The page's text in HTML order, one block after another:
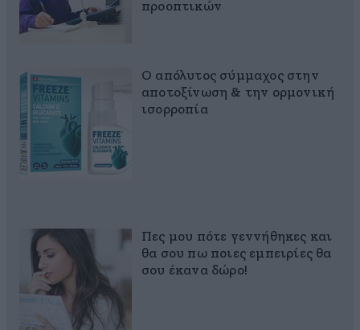
προοπτικών
Ο απόλυτος σύμμαχος στην
αποτοξίνωση & την ορμονική
ισορροπία
Πες μου πότε γεννήθηκες και
θα σου πω ποιες εμπειρίες θα
σου έκανα δώρο!